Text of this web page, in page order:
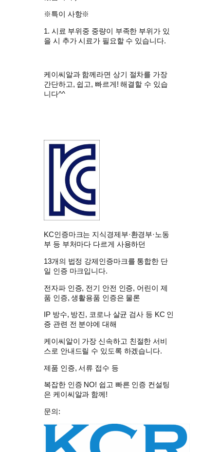
※특이 사항※
​1. 시료 부위중 중량이 부족한 부위가 있
을 시 추가 시료가 필요할 수 있습니다.
케이씨알과 함께라면 상기 절차를 가장
간단하고, 쉽고, 빠르게! 해결할 수 있습
니다^^
KC인증마크는 지식경제부·환경부·노동
부 등 부처마다 다르게 사용하던
13개의 법정 강제인증마크를 통합한 단
일 인증 마크입니다.
전자파 인증, 전기 안전 인증, 어린이 제
품 인증, 생활용품 인증은 물론
IP 방수, 방진, 코로나 살균 검사 등 KC 인
증 관련 전 분야에 대해
케이씨알이 가장 신속하고 친절한 서비
스로 안내드릴 수 있도록 하겠습니다.
제품 인증, 서류 접수 등
복잡한 인증 NO! 쉽고 빠른 인증 컨설팅
은 케이씨알과 함께!
문의: